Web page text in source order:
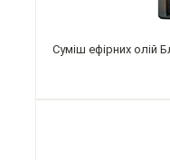
Суміш ефірних олій